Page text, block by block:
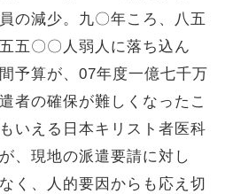
の減少。九〇年ころ、八五
五〇〇人弱人に落ち込ん
予算が、07年度一億七千万
者の確保が難しくなったこ
いえる日本キリスト者医科
、現地の派遣要請に対し
く、人的要因からも応え切